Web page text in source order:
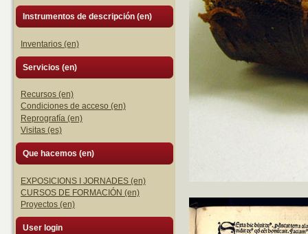
Instrumentos de descripción (en)
Inventarios (en)
Servicios (en)
Recursos (en)
Condiciones de acceso (en)
Reprografía (en)
Visitas (es)
Que hacemos (en)
EXPOSICIONS I JORNADES (en)
CURSOS DE FORMACIÓN (en)
Proyectos (en)
User login